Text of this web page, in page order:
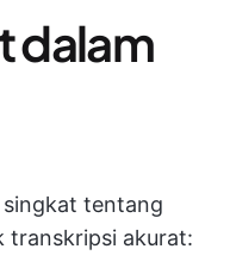
dalam
tentang
transkripsi akurat: